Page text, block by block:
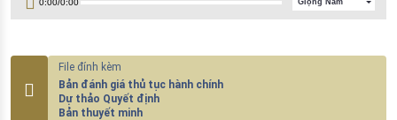
0:00/0:00 Giọng Nam
Bản đánh giá thủ tục hành chính
Dự thảo Quyết định
Bản thuyết minh